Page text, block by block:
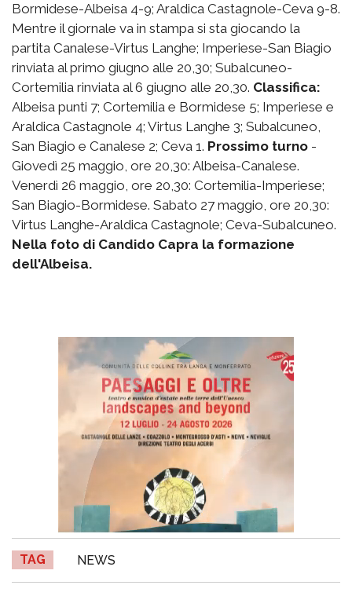
Bormidese-Albeisa 4-9; Araldica Castagnole-Ceva 9-8.
Mentre il giornale va in stampa si sta giocando la
partita Canalese-Virtus Langhe; Imperiese-San Biagio
rinviata al primo giugno alle 20,30; Subalcuneo-
Cortemilia rinviata al 6 giugno alle 20,30. Classifica:
Albeisa punti 7; Cortemilia e Bormidese 5; Imperiese e
Araldica Castagnole 4; Virtus Langhe 3; Subalcuneo,
San Biagio e Canalese 2; Ceva 1. Prossimo turno -
Giovedì 25 maggio, ore 20,30: Albeisa-Canalese.
Venerdì 26 maggio, ore 20,30: Cortemilia-Imperiese;
San Biagio-Bormidese. Sabato 27 maggio, ore 20,30:
Virtus Langhe-Araldica Castagnole; Ceva-Subalcuneo.
Nella foto di Candido Capra la formazione
dell'Albeisa.
TAG NEWS